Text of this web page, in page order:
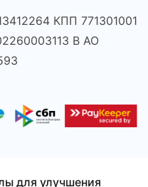
КПП 771301001
В АО
для улучшения